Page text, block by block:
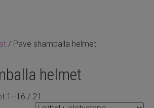
/ Pave shamballa helmet
helmet
1–16 / 21